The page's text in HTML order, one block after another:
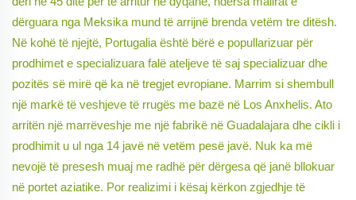
dërguara nga Meksika mund të arrijnë brenda vetëm tre ditësh.
Në kohë të njejtë, Portugalia është bërë e popullarizuar për
prodhimet e specializuara falë ateljeve të saj specializuar dhe
pozitës së mirë që ka në tregjet evropiane. Marrim si shembull
një markë të veshjeve të rrugës me bazë në Los Anxhelis. Ato
arritën një marrëveshje me një fabrikë në Guadalajara dhe cikli i
prodhimit u ul nga 14 javë në vetëm pesë javë. Nuk ka më
nevojë të presesh muaj me radhë për dërgesa që janë bllokuar
në portet aziatike. Por realizimi i kësaj kërkon zgjedhje të